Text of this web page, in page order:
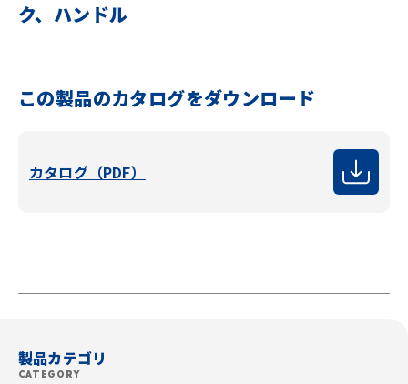
製品カテゴリ
CATEGORY
ク、ハンドル
この製品のカタログをダウンロード
カタログ（PDF）